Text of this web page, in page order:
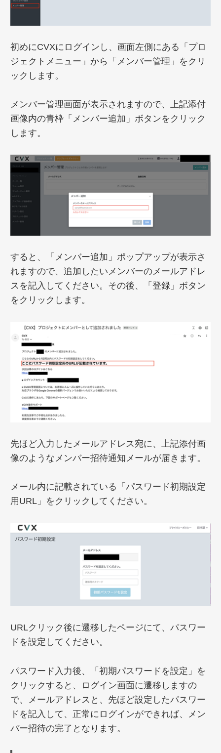
初めにCVXにログインし、画面左側にある「プロ
ジェクトメニュー」から「メンバー管理」をクリ
ックします。
メンバー管理画面が表示されますので、上記添付
画像内の青枠「メンバー追加」ボタンをクリック
します。
すると、「メンバー追加」ポップアップが表示さ
れますので、追加したいメンバーのメールアドレ
スを記入してください。その後、「登録」ボタン
をクリックします。
先ほど入力したメールアドレス宛に、上記添付画
像のようなメンバー招待通知メールが届きます。
メール内に記載されている「パスワード初期設定
用URL」をクリックしてください。
URLクリック後に遷移したページにて、パスワー
ドを設定してください。
パスワード入力後、「初期パスワードを設定」を
クリックすると、ログイン画面に遷移しますの
で、メールアドレスと、先ほど設定したパスワー
ドを記入して、正常にログインができれば、メン
バー招待の完了となります。